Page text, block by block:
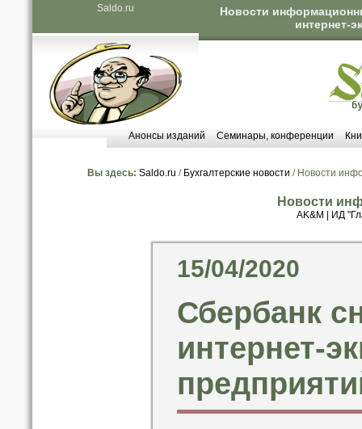
Saldo.ru
Новости
интернет-
Анонсы изданий Семинары, конференции
Вы здесь: Saldo.ru / Бухгалтерские новости / Новости
Новости
AK&M ИД
15/04/2020
Сбербанк
интернет-